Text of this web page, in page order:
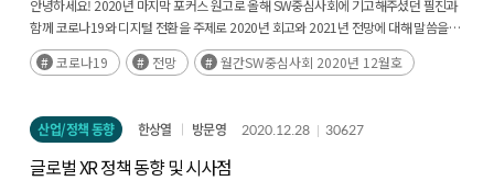
안녕하세요! 2020년 마지막 포커스 원고로 올해 SW중심사회에 기고해주셨던 필진과
함께 코로나19와 디지털 전환을 주제로 2020년 회고와 2021년 전망에 대해 말씀을
나눠보려고 합니다. 올 한 해 코로나19가 우리 사회의 모습을 많이 바꿨습니다.(후략)
코로나19 전망 월간SW중심사회 2020년 12월호
산업/정책 동향 한상열 방문영 2020.12.28 30627
글로벌 XR 정책 동향 및 시사점